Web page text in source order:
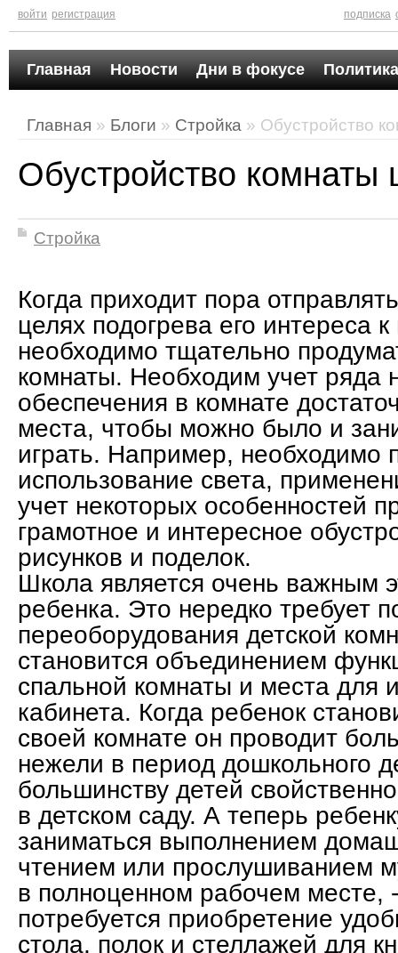
войти регистрация подписка
Главная Новости Дни в фокусе
Главная » Блоги » Стройка » Обустройство
Обустройство комнаты
Стройка
Когда приходит пора
целях подогрева его интереса
необходимо тщательно
комнаты. Необходим учет ряда
обеспечения в комнате
места, чтобы можно было и
играть. Например, необходимо
использование света,
учет некоторых особенностей
грамотное и интересное
рисунков и поделок.
Школа является очень важным
ребенка. Это нередко требует
переоборудования детской
становится объединением
спальной комнаты и места для
кабинета. Когда ребенок
своей комнате он проводит
нежели в период дошкольного
большинству детей
в детском саду. А теперь
заниматься выполнением
чтением или прослушиванием
в полноценном рабочем месте,
потребуется приобретение
стола, полок и стеллажей для